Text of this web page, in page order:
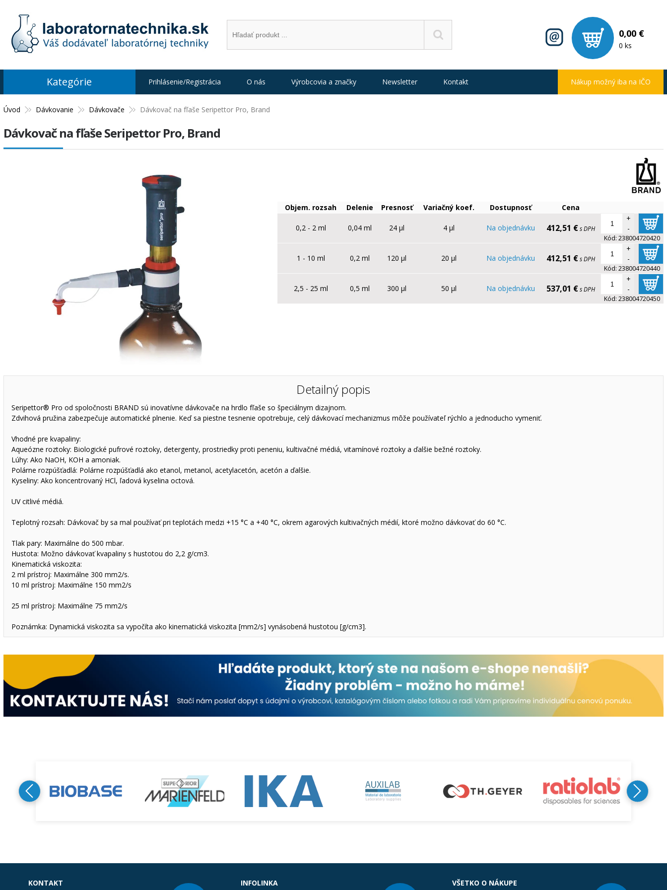
0,00 €
0 ks
Úvod Dávkovanie Dávkovače Dávkovač na fľaše Seripettor Pro, Brand
Dávkovač na fľaše Seripettor Pro, Brand
Objem. rozsah Delenie Presnosť Variačný koef. Dostupnosť Cena
0,2 - 2 ml 0,04 ml 24 µl 4 µl Na objednávku 412,51 € s DPH
+
-
Kód: 238004720420
1 - 10 ml 0,2 ml 120 µl 20 µl Na objednávku 412,51 € s DPH
+
-
Kód: 238004720440
2,5 - 25 ml 0,5 ml 300 µl 50 µl Na objednávku 537,01 € s DPH
+
-
Kód: 238004720450
Detailný popis
Seripettor® Pro od spoločnosti BRAND sú inovatívne dávkovače na hrdlo fľaše so špeciálnym dizajnom.
Zdvihová pružina zabezpečuje automatické plnenie. Keď sa piestne tesnenie opotrebuje, celý dávkovací mechanizmus môže používateľ rýchlo a jednoducho vymeniť.
Vhodné pre kvapaliny:
Aqueózne roztoky: Biologické pufrové roztoky, detergenty, prostriedky proti peneniu, kultivačné médiá, vitamínové roztoky a ďalšie bežné roztoky.
Lúhy: Ako NaOH, KOH a amoniak.
Polárne rozpúšťadlá: Polárne rozpúšťadlá ako etanol, metanol, acetylacetón, acetón a ďalšie.
Kyseliny: Ako koncentrovaný HCl, ľadová kyselina octová.
UV citlivé médiá.
Teplotný rozsah: Dávkovač by sa mal používať pri teplotách medzi +15 °C a +40 °C, okrem agarových kultivačných médií, ktoré možno dávkovať do 60 °C.
Tlak pary: Maximálne do 500 mbar.
Hustota: Možno dávkovať kvapaliny s hustotou do 2,2 g/cm3.
Kinematická viskozita:
2 ml prístroj: Maximálne 300 mm2/s.
10 ml prístroj: Maximálne 150 mm2/s
25 ml prístroj: Maximálne 75 mm2/s
Poznámka: Dynamická viskozita sa vypočíta ako kinematická viskozita [mm2/s] vynásobená hustotou [g/cm3].
Kategórie Prihlásenie/Registrácia O nás Výrobcovia a značky Newsletter Kontakt Nákup možný iba na IČO
KONTAKT INFOLINKA VŠETKO O NÁKUPE